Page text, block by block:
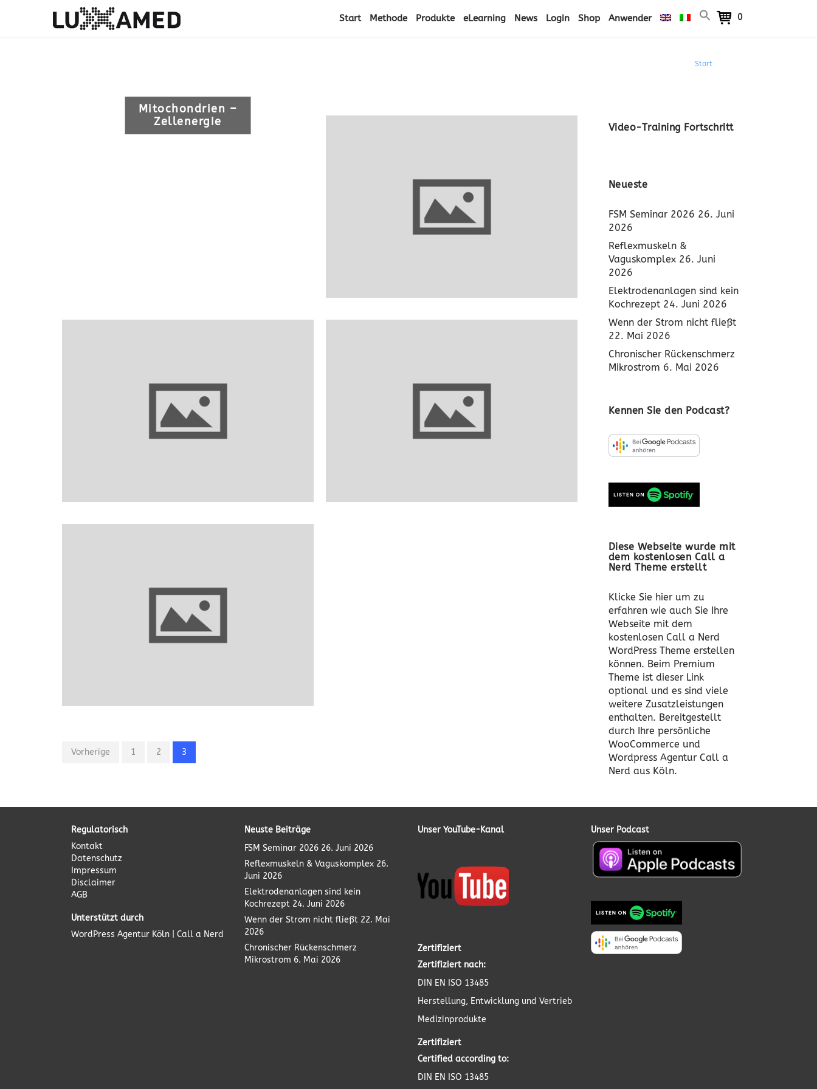
Start Methode Produkte eLearning News Login Shop Anwender 0
Start
Mitochondrien –
Zellenergie
Vorherige 1 2 3
Video-Training Fortschritt
Neueste
FSM Seminar 2026 26. Juni
2026
Reflexmuskeln &
Vaguskomplex 26. Juni
2026
Elektrodenanlagen sind kein
Kochrezept 24. Juni 2026
Wenn der Strom nicht fließt
22. Mai 2026
Chronischer Rückenschmerz
Mikrostrom 6. Mai 2026
Kennen Sie den Podcast?
Diese Webseite wurde mit
dem kostenlosen Call a
Nerd Theme erstellt
Klicke Sie hier um zu
erfahren wie auch Sie Ihre
Webseite mit dem
kostenlosen Call a Nerd
WordPress Theme erstellen
können. Beim Premium
Theme ist dieser Link
optional und es sind viele
weitere Zusatzleistungen
enthalten. Bereitgestellt
durch Ihre persönliche
WooCommerce und
Wordpress Agentur Call a
Nerd aus Köln.
Regulatorisch
Kontakt
Datenschutz
Impressum
Disclaimer
AGB
Unterstützt durch
WordPress Agentur Köln | Call a Nerd
Neuste Beiträge
FSM Seminar 2026 26. Juni 2026
Reflexmuskeln & Vaguskomplex 26.
Juni 2026
Elektrodenanlagen sind kein
Kochrezept 24. Juni 2026
Wenn der Strom nicht fließt 22. Mai
2026
Chronischer Rückenschmerz
Mikrostrom 6. Mai 2026
Unser YouTube-Kanal
Zertifiziert
Zertifiziert nach:
DIN EN ISO 13485
Herstellung, Entwicklung und Vertrieb
Medizinprodukte
Zertifiziert
Certified according to:
DIN EN ISO 13485
Unser Podcast